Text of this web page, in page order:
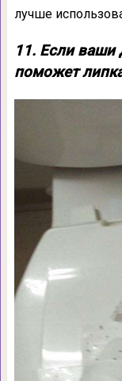
лучше
11. Если ваши
поможет